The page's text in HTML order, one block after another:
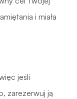
i miała
jeśli
zarezerwuj ją